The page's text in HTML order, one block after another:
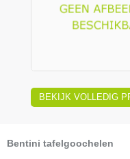
BEKIJK VOLLEDIG
Bentini tafelgoochelen